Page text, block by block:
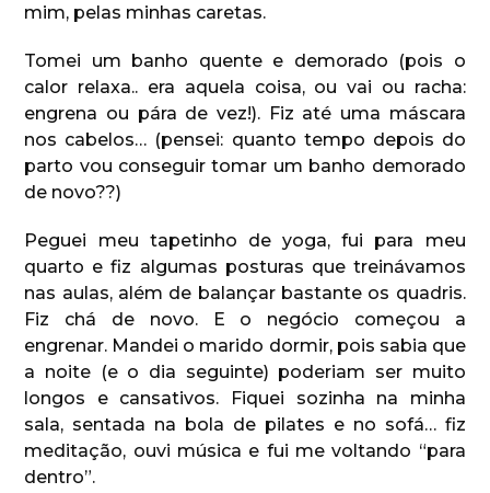
mim, pelas minhas caretas.
Tomei um banho quente e demorado (pois o
calor relaxa.. era aquela coisa, ou vai ou racha:
engrena ou pára de vez!). Fiz até uma máscara
nos cabelos… (pensei: quanto tempo depois do
parto vou conseguir tomar um banho demorado
de novo??)
Peguei meu tapetinho de yoga, fui para meu
quarto e fiz algumas posturas que treinávamos
nas aulas, além de balançar bastante os quadris.
Fiz chá de novo. E o negócio começou a
engrenar. Mandei o marido dormir, pois sabia que
a noite (e o dia seguinte) poderiam ser muito
longos e cansativos. Fiquei sozinha na minha
sala, sentada na bola de pilates e no sofá… fiz
meditação, ouvi música e fui me voltando “para
dentro”.